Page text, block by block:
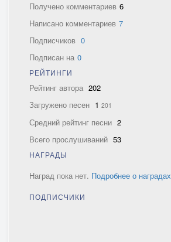
Получено комментариев 6
Написано комментариев 7
Подписчиков 0
Подписан на 0
РЕЙТИНГИ
Рейтинг автора 202
Загружено песен 1 201
Средний рейтинг песни 2
Всего прослушиваний 53
НАГРАДЫ
Наград пока нет. Подробнее о наградах
ПОДПИСЧИКИ